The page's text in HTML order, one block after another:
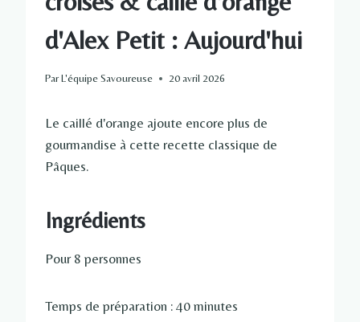
d'Alex Petit : Aujourd'hui
ParL'équipe Savoureuse 20 avril 2026
Le caillé d'orange ajoute encore plus de
gourmandise à cette recette classique de
Pâques.
Ingrédients
Pour 8 personnes
Temps de préparation : 40 minutes